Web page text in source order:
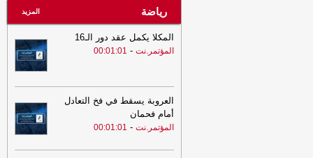
رياضة المزيد
المكلا يكمل عقد دور الـ16
المؤتمر.نت -
00:01:01
العروبة يسقط في فخ التعادل
أمام فحمان
المؤتمر.نت -
00:01:01